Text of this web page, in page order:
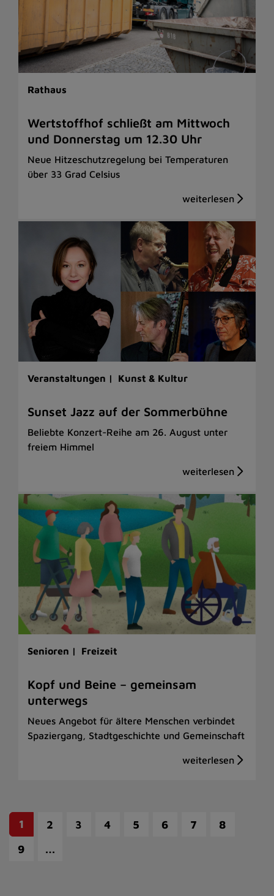
Rathaus
Wertstoffhof schließt am Mittwoch
und Donnerstag um 12.30 Uhr
Neue Hitzeschutzregelung bei Temperaturen
über 33 Grad Celsius
Veranstaltungen | Kunst & Kultur
Sunset Jazz auf der Sommerbühne
Beliebte Konzert-Reihe am 26. August unter
freiem Himmel
Senioren | Freizeit
Kopf und Beine – gemeinsam
unterwegs
Neues Angebot für ältere Menschen verbindet
Spaziergang, Stadtgeschichte und Gemeinschaft
1 2 3 4 5 6 7
8
9
…